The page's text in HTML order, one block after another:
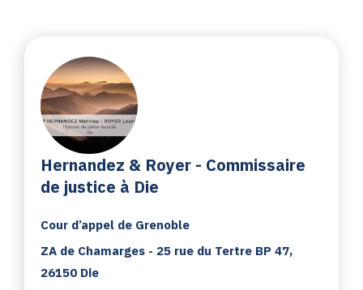
Hernandez & Royer - Commissaire
de justice à Die
Cour d’appel de Grenoble
ZA de Chamarges - 25 rue du Tertre BP 47,
26150 Die